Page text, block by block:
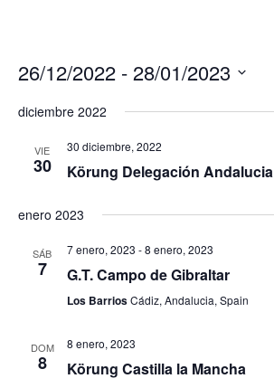
26/12/2022 - 28/01/2023
fecha.
diciembre 2022
VIE
30
30 diciembre, 2022
Körung Delegación Andalucia
enero 2023
SÁB
7
7 enero, 2023 -8 enero, 2023
G.T. Campo de Gibraltar
Los BarriosCádiz, Andalucia, Spain
DOM
8
8 enero, 2023
Körung Castilla la Mancha